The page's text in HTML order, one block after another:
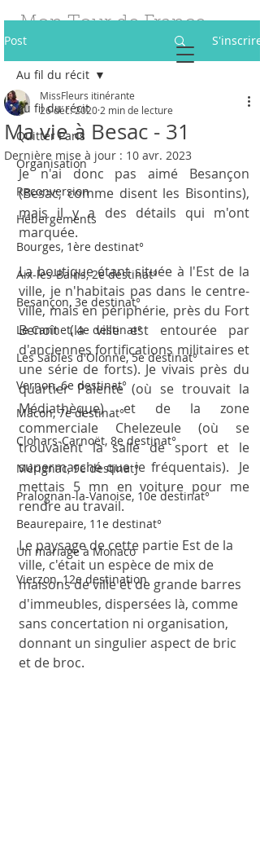
Mon Tour de France
des Fleurs
Post S'inscrire
Au fil du récit
Quitter Paris
Organisation
Reconversion
Hébergements
Bourges, 1ère destinat°
Aix-les-Bains, 2e destinat°
Besançon, 3e destinat°
Le Cannet, 4e destinat°
Les Sables d'Olonne, 5e destinat°
Vernon, 6e destinat°
Mâcon, 7e destinat°
Clohars-Carnoët, 8e destinat°
Mérignac, 9e destinat°
Pralognan-la-Vanoise, 10e destinat°
Beaurepaire, 11e destinat°
Un mariage à Monaco
Vierzon, 12e destination
Au fil du récit
Ma vie à Besac - 31
MissFleurs itinérante
26 déc. 2020 2 min de lecture
Dernière mise à jour : 10 avr. 2023
Je n'ai donc pas aimé Besançon
(Besac, comme disent les Bisontins),
mais il y a des détails qui m'ont
marquée.
La boutique étant située à l'Est de la
ville, je n'habitais pas dans le centre-
ville, mais en périphérie, près du Fort
Benoît (la ville est entourée par
d'anciennes fortifications militaires et
une série de forts). Je vivais près du
quartier Palente (où se trouvait la
Médiathèque) et de la zone
commerciale Chelezeule (où se
trouvaient la salle de sport et le
supermarché que je fréquentais).  Je
mettais 5 mn en voiture pour me
rendre au travail.
Le paysage de cette partie Est de la
ville, c'était un espèce de mix de
maisons de ville et de grande barres
d'immeubles, dispersées là, comme
sans concertation ni organisation,
donnant un singulier aspect de bric
et de broc.